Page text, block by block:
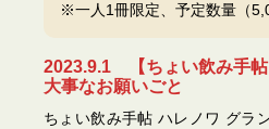
※一人1冊限定、予定数量（
2023.9.1 【ちょい飲み手帖
大事なお願いごと
ちょい飲み手帖 ハレノワ グラ